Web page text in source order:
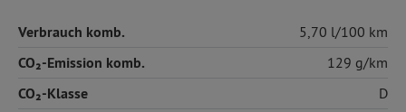
Verbrauch komb. 5,70 l/100 km
CO₂-Emission komb. 129 g/km
CO₂-Klasse D